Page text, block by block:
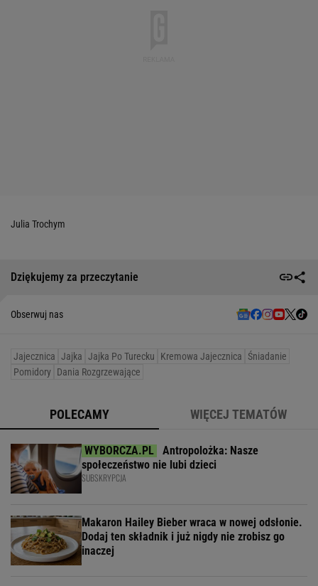
Julia Trochym
Dziękujemy za przeczytanie
Obserwuj nas
Jajecznica Jajka Jajka Po Turecku Kremowa Jajecznica Śniadanie
Pomidory Dania Rozgrzewające
POLECAMY WIĘCEJ TEMATÓW
Antropolożka: Nasze
społeczeństwo nie lubi dzieci
SUBSKRYPCJA
Makaron Hailey Bieber wraca w nowej odsłonie.
Dodaj ten składnik i już nigdy nie zrobisz go
inaczej